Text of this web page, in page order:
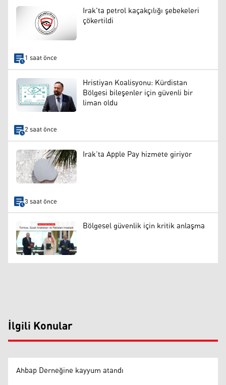
Irak'ta petrol kaçakçılığı şebekeleri
çökertildi
1 saat önce
Hristiyan Koalisyonu: Kürdistan
Bölgesi bileşenler için güvenli bir
liman oldu
2 saat önce
Irak’ta Apple Pay hizmete giriyor
3 saat önce
Bölgesel güvenlik için kritik anlaşma
İlgili Konular
Ahbap Derneğine kayyum atandı